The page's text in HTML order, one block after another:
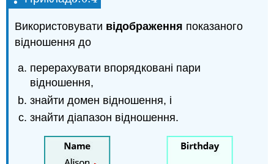
Використовувати відображення показаного
відношення до
перерахувати впорядковані пари
відношення,
знайти домен відношення, і
знайти діапазон відношення.